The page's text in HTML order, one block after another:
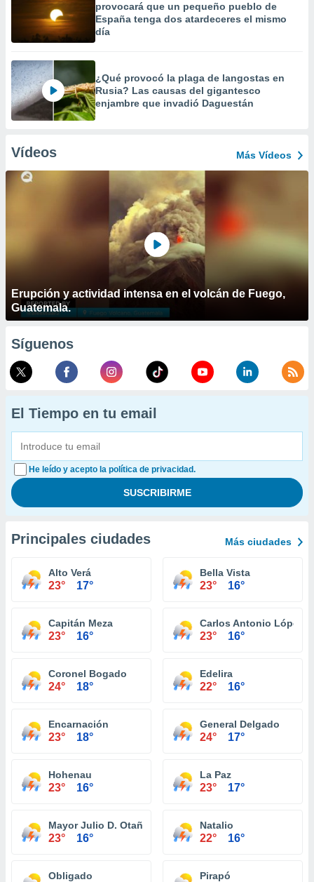
provocará que un pequeño pueblo de
España tenga dos atardeceres el mismo
día
¿Qué provocó la plaga de langostas en
Rusia? Las causas del gigantesco
enjambre que invadió Daguestán
Vídeos Más Vídeos
Erupción y actividad intensa en el volcán de Fuego,
Guatemala.
Síguenos
El Tiempo en tu email
He leído y acepto la política de privacidad.
Principales ciudades Más ciudades
Alto Verá
23° 17°
Bella Vista
23° 16°
Capitán Meza
23° 16°
Carlos Antonio López
23° 16°
Coronel Bogado
24° 18°
Edelira
22° 16°
Encarnación
23° 18°
General Delgado
24° 17°
Hohenau
23° 16°
La Paz
23° 17°
Mayor Julio D. Otaño
23° 16°
Natalio
22° 16°
Obligado Pirapó